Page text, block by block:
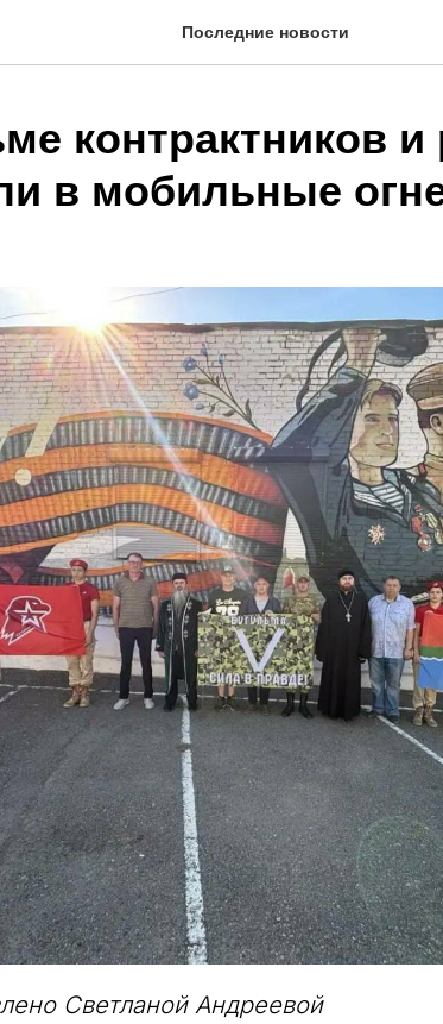
Последние новости
контрактников и
в мобильные
Светланой Андреевой